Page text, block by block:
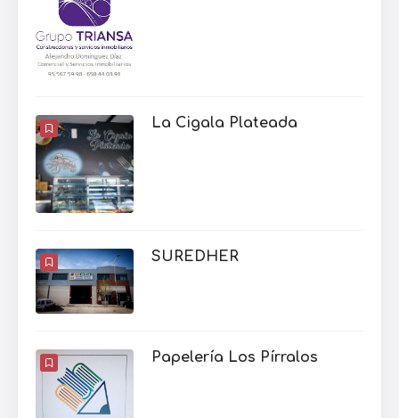
La Cigala Plateada
SUREDHER
Papelería Los Pírralos